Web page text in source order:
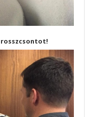
rosszcsontot!